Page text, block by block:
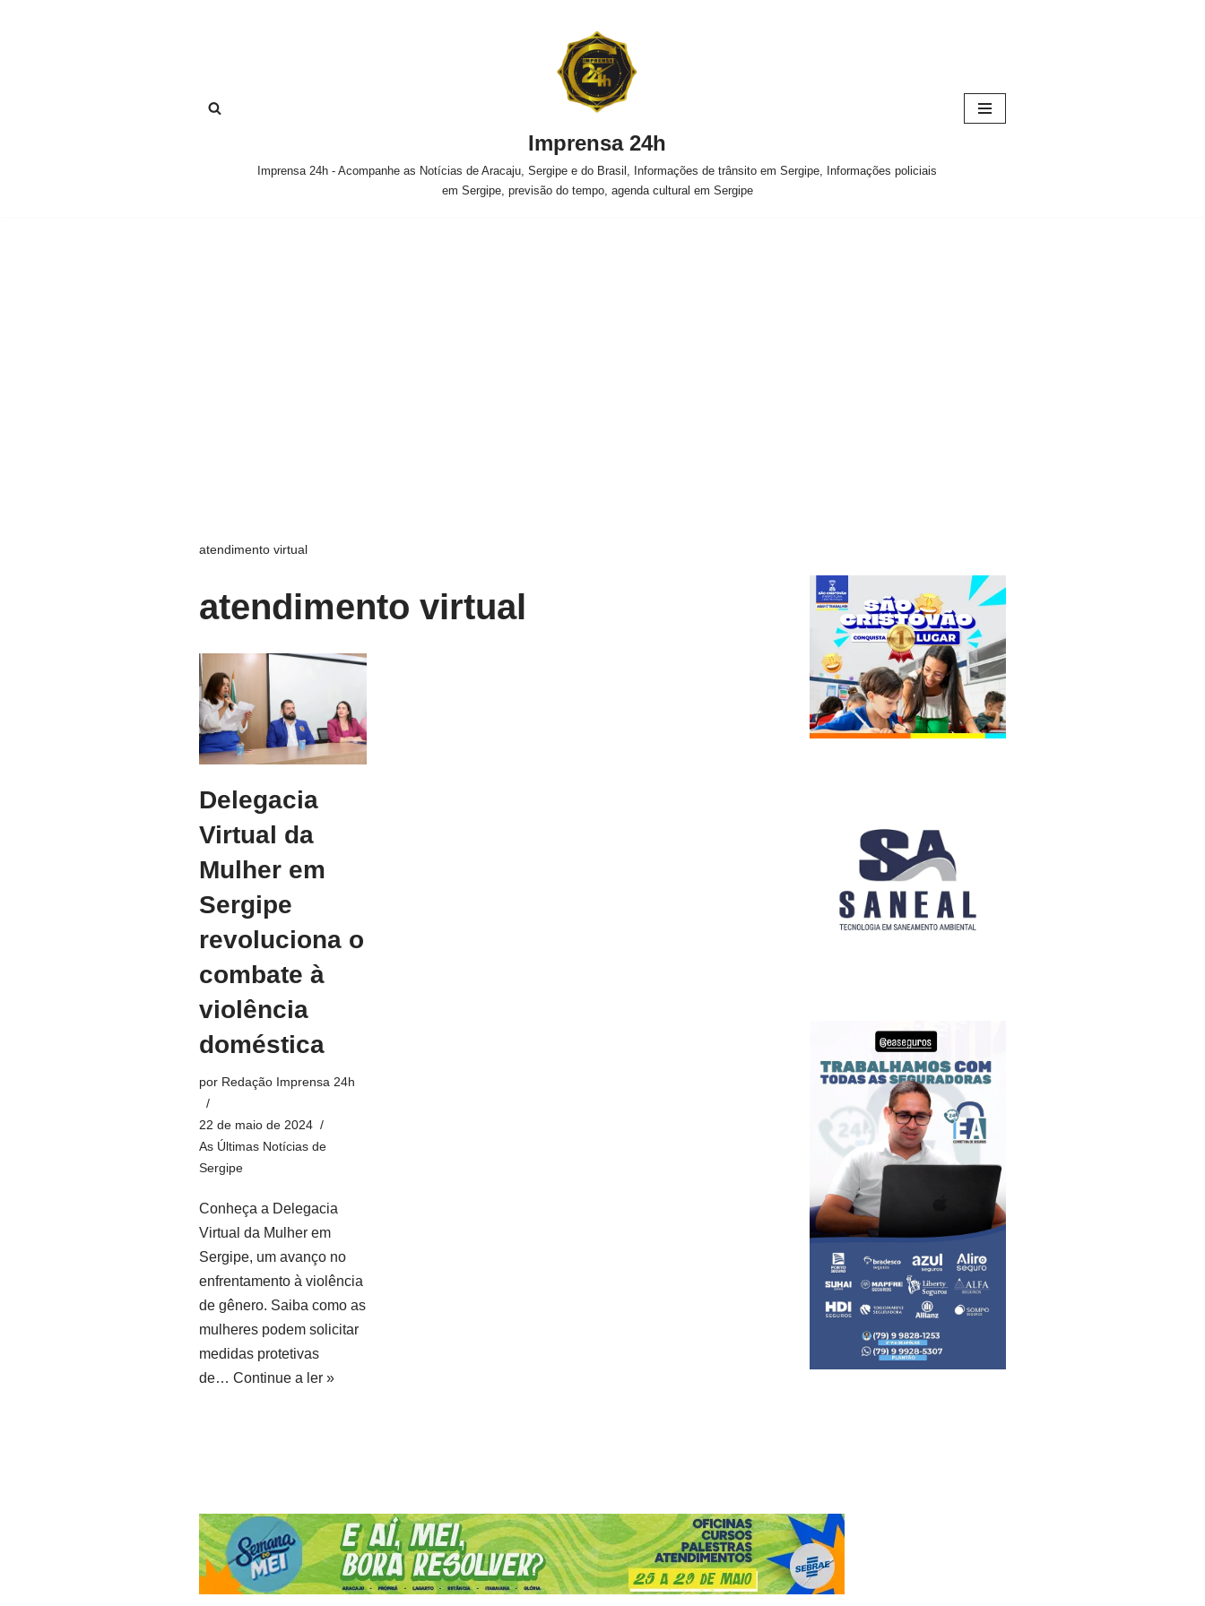
Imprensa 24h
Imprensa 24h - Acompanhe as Notícias de Aracaju, Sergipe e do Brasil, Informações de trânsito em Sergipe, Informações policiais
em Sergipe, previsão do tempo, agenda cultural em Sergipe
atendimento virtual
atendimento virtual
Delegacia
Virtual da
Mulher em
Sergipe
revoluciona o
combate à
violência
doméstica
por Redação Imprensa 24h
22 de maio de 2024
As Últimas Notícias de
Sergipe
Conheça a Delegacia
Virtual da Mulher em
Sergipe, um avanço no
enfrentamento à violência
de gênero. Saiba como as
mulheres podem solicitar
medidas protetivas
de… Continue a ler »